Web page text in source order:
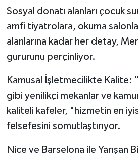
Sosyal donatı alanları çocuk
amfi tiyatrolara, okuma
alanlarına kadar her detay,
gururunu perçinliyor.
Kamusal İşletmecilikte Kalite:
gibi yenilikçi mekanlar ve
kaliteli kafeler, "hizmetin en
felsefesini somutlaştırıyor.
Nice ve Barselona ile Yarışan